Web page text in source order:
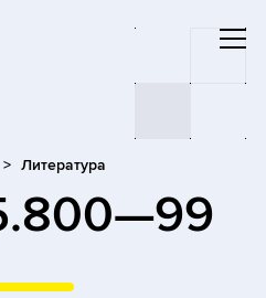
Литература